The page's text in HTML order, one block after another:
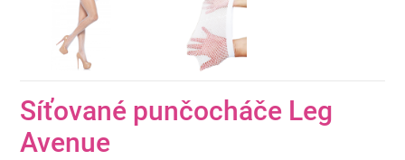
Síťované punčocháče Leg
Avenue